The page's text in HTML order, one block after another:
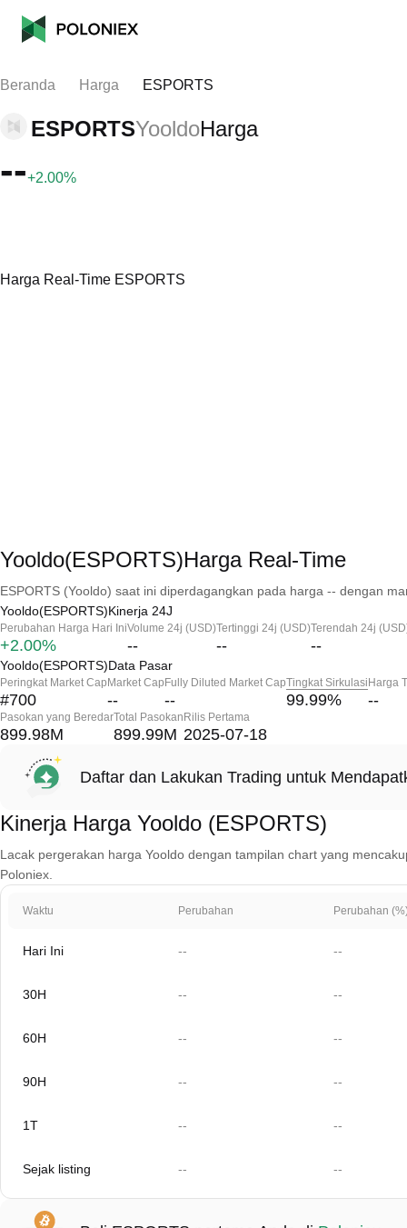
Beranda Harga ESPORTS
ESPORTSYooldoHarga
--+2.00%
Harga Real-Time ESPORTS
Yooldo(ESPORTS)Harga Real-Time
ESPORTS (Yooldo) saat ini diperdagangkan pada harga -- dengan
Yooldo(ESPORTS)Kinerja 24J
Perubahan Harga Hari Ini
+2.00%
Volume 24j (USD)
--
Tertinggi 24j (USD)
--
Terendah 24j
--
Yooldo(ESPORTS)Data Pasar
Peringkat Market Cap
#700
Market Cap
--
Fully Diluted Market Cap
--
Tingkat Sirkulasi
99.99%
Harga
--
Pasokan yang Beredar
899.98M
Total Pasokan
899.99M
Rilis Pertama
2025-07-18
Daftar dan Lakukan Trading untuk
Kinerja Harga Yooldo (ESPORTS)
Lacak pergerakan harga Yooldo dengan tampilan chart yang
Poloniex.
Waktu Perubahan Perubahan
Hari Ini -- --
30H -- --
60H -- --
90H -- --
1T -- --
Sejak listing -- --